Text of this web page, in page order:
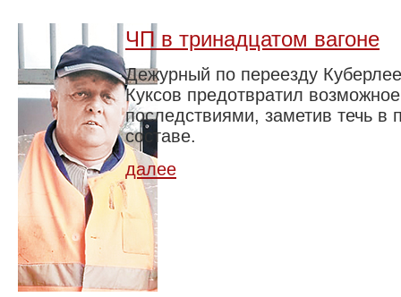
ЧП в тринадцатом вагоне
Дежурный по переезду
Куксов предотвратил
последствиями, заметив течь в
составе.
далее